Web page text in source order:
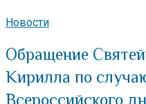
Новости
Обращение
Кирилла по
Всероссийского